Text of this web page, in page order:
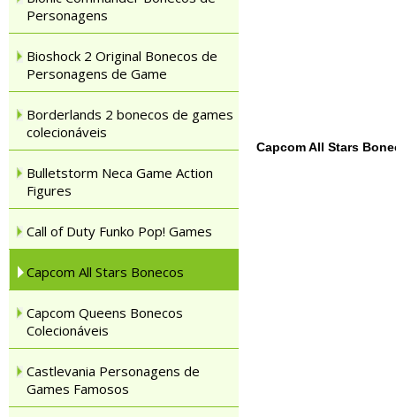
Personagens
Bioshock 2 Original Bonecos de
Personagens de Game
Borderlands 2 bonecos de games
colecionáveis
Bulletstorm Neca Game Action
Figures
Call of Duty Funko Pop! Games
Capcom All Stars Bonecos
Capcom Queens Bonecos
Colecionáveis
Castlevania Personagens de
Games Famosos
Capcom All Stars